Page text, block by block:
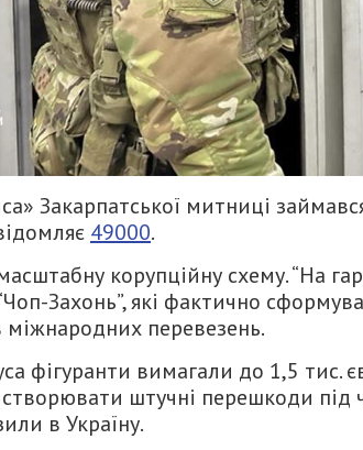
Закарпатської митниці
49000.
корупційну схему. “На
Захонь”, які фактично
міжнародних перевезень.
фігуранти вимагали до 1,5 тис.
штучні перешкоди
в Україну.